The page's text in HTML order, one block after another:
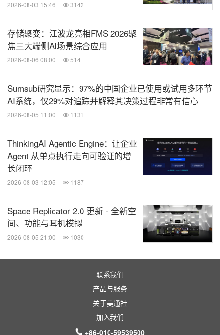
2026-08-03 15:46 3142
存储聚变：江波龙亮相FMS 2026聚
焦三大端侧AI场景综合应用
2026-08-06 08:00 514
Sumsub研究显示：97%的中国企业已使用或试用多环节
AI系统，仅29%对追踪并解释其决策过程非常有信心
2026-08-05 11:00 1131
ThinkingAI Agentic Engine：让企业
Agent 从单点执行走向可验证的增
长闭环
2026-08-03 12:05 1187
Space Replicator 2.0 更新 - 全新空
间、功能与耳机模拟
2026-08-05 21:00 1030
联系我们
产品与服务
关于美通社
加入我们
+86-010-59539500